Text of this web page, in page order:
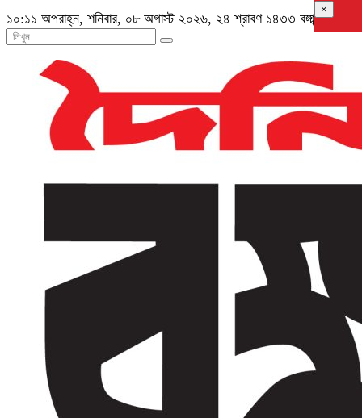
১০:১১ অপরাহ্ন, শনিবার, ০৮ অগাস্ট ২০২৬, ২৪ শ্রাবণ ১৪৩৩ বঙ্গাব্দ
×